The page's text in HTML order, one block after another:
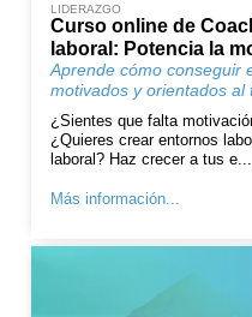
LIDERAZGO
Curso online de
laboral: Potencia la
Aprende cómo conseguir
motivados y orientados al
¿Sientes que falta
¿Quieres crear entornos
laboral? Haz crecer a tus e...
Más información...